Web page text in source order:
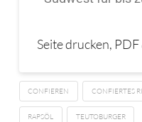
Seite drucken, PDF
CONFIEREN CONFIERTES
RAPSÖL TEUTOBURGER